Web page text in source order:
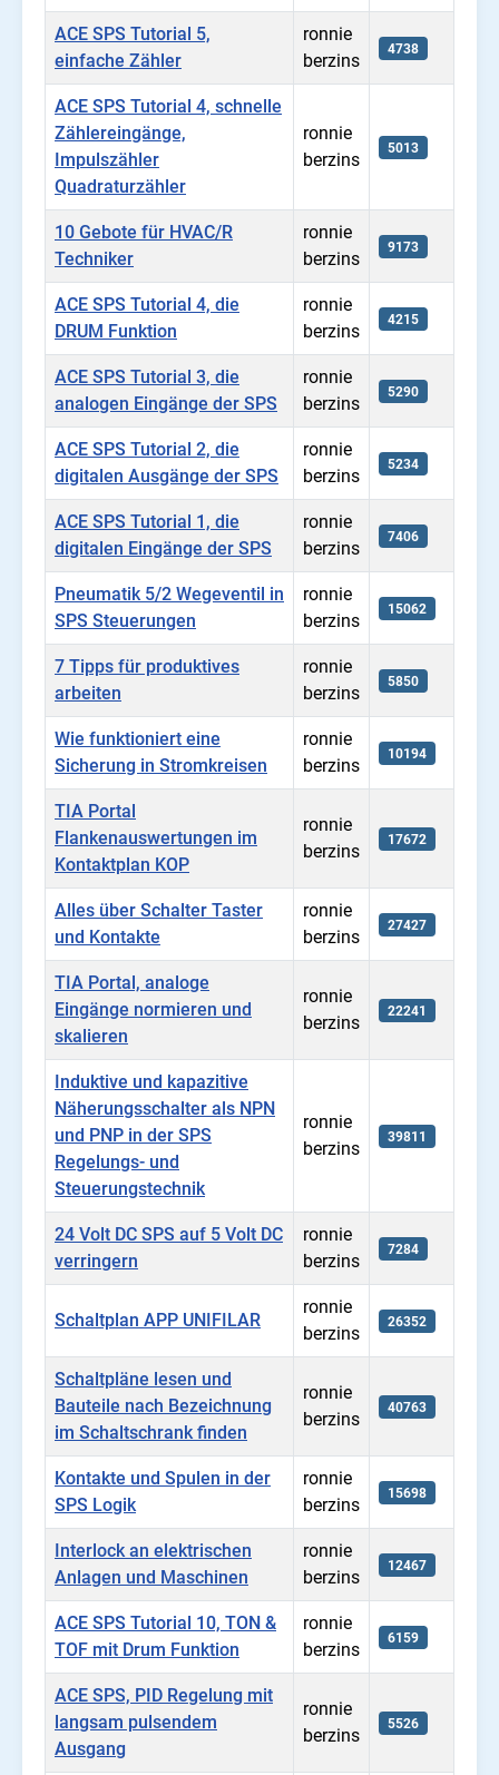
ACE SPS Tutorial 5,
einfache Zähler
ronnie
berzins
4738
ACE SPS Tutorial 4, schnelle
Zählereingänge,
Impulszähler
Quadraturzähler
ronnie
berzins
5013
10 Gebote für HVAC/R
Techniker
ronnie
berzins
9173
ACE SPS Tutorial 4, die
DRUM Funktion
ronnie
berzins
4215
ACE SPS Tutorial 3, die
analogen Eingänge der SPS
ronnie
berzins
5290
ACE SPS Tutorial 2, die
digitalen Ausgänge der SPS
ronnie
berzins
5234
ACE SPS Tutorial 1, die
digitalen Eingänge der SPS
ronnie
berzins
7406
Pneumatik 5/2 Wegeventil in
SPS Steuerungen
ronnie
berzins
15062
7 Tipps für produktives
arbeiten
ronnie
berzins
5850
Wie funktioniert eine
Sicherung in Stromkreisen
ronnie
berzins
10194
TIA Portal
Flankenauswertungen im
Kontaktplan KOP
ronnie
berzins
17672
Alles über Schalter Taster
und Kontakte
ronnie
berzins
27427
TIA Portal, analoge
Eingänge normieren und
skalieren
ronnie
berzins
22241
Induktive und kapazitive
Näherungsschalter als NPN
und PNP in der SPS
Regelungs- und
Steuerungstechnik
ronnie
berzins
39811
24 Volt DC SPS auf 5 Volt DC
verringern
ronnie
berzins
7284
Schaltplan APP UNIFILAR
ronnie
berzins
26352
Schaltpläne lesen und
Bauteile nach Bezeichnung
im Schaltschrank finden
ronnie
berzins
40763
Kontakte und Spulen in der
SPS Logik
ronnie
berzins
15698
Interlock an elektrischen
Anlagen und Maschinen
ronnie
berzins
12467
ACE SPS Tutorial 10, TON &
TOF mit Drum Funktion
ronnie
berzins
6159
ACE SPS, PID Regelung mit
langsam pulsendem
Ausgang
ronnie
berzins
5526